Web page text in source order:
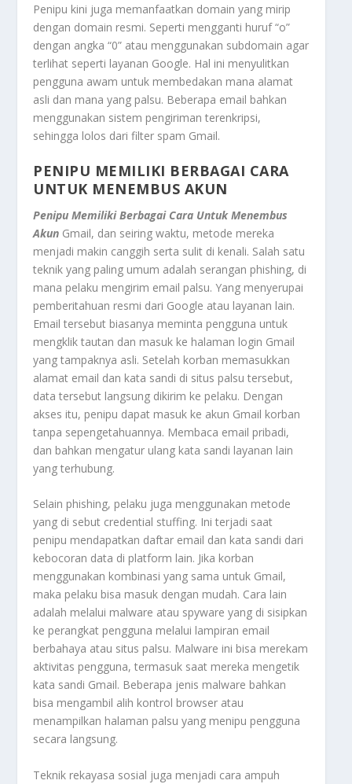
Penipu kini juga memanfaatkan domain yang mirip
dengan domain resmi. Seperti mengganti huruf “o”
dengan angka “0” atau menggunakan subdomain agar
terlihat seperti layanan Google. Hal ini menyulitkan
pengguna awam untuk membedakan mana alamat
asli dan mana yang palsu. Beberapa email bahkan
menggunakan sistem pengiriman terenkripsi,
sehingga lolos dari filter spam Gmail.
PENIPU MEMILIKI BERBAGAI CARA
UNTUK MENEMBUS AKUN
Penipu Memiliki Berbagai Cara Untuk Menembus
Akun Gmail, dan seiring waktu, metode mereka
menjadi makin canggih serta sulit di kenali. Salah satu
teknik yang paling umum adalah serangan phishing, di
mana pelaku mengirim email palsu. Yang menyerupai
pemberitahuan resmi dari Google atau layanan lain.
Email tersebut biasanya meminta pengguna untuk
mengklik tautan dan masuk ke halaman login Gmail
yang tampaknya asli. Setelah korban memasukkan
alamat email dan kata sandi di situs palsu tersebut,
data tersebut langsung dikirim ke pelaku. Dengan
akses itu, penipu dapat masuk ke akun Gmail korban
tanpa sepengetahuannya. Membaca email pribadi,
dan bahkan mengatur ulang kata sandi layanan lain
yang terhubung.
Selain phishing, pelaku juga menggunakan metode
yang di sebut credential stuffing. Ini terjadi saat
penipu mendapatkan daftar email dan kata sandi dari
kebocoran data di platform lain. Jika korban
menggunakan kombinasi yang sama untuk Gmail,
maka pelaku bisa masuk dengan mudah. Cara lain
adalah melalui malware atau spyware yang di sisipkan
ke perangkat pengguna melalui lampiran email
berbahaya atau situs palsu. Malware ini bisa merekam
aktivitas pengguna, termasuk saat mereka mengetik
kata sandi Gmail. Beberapa jenis malware bahkan
bisa mengambil alih kontrol browser atau
menampilkan halaman palsu yang menipu pengguna
secara langsung.
Teknik rekayasa sosial juga menjadi cara ampuh